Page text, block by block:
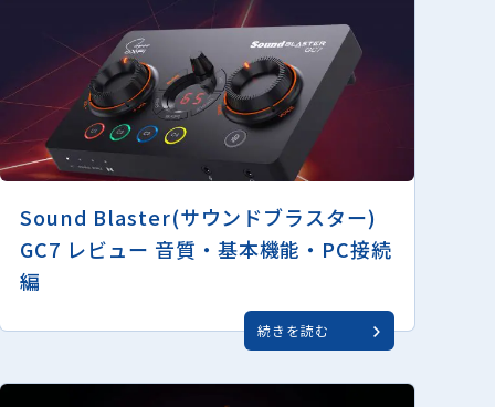
Sound Blaster(サウンドブラスター)
GC7 レビュー 音質・基本機能・PC接続
編
続きを読む